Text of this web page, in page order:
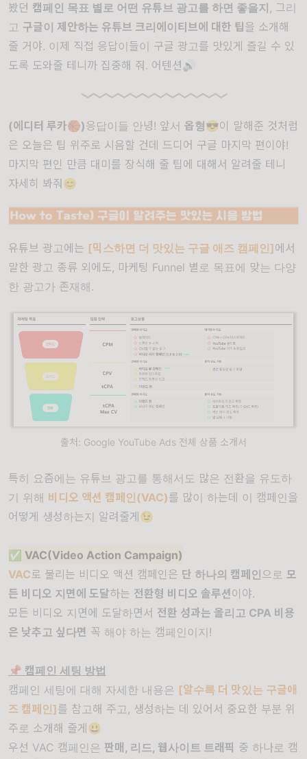
봤던 캠페인 목표 별로 어떤 유튜브 광고를 하면 좋을지 , 그리
고 구글이 제안하는 유튜브 크리에이티브에 대한 팁 을 소개해
줄 거야. 이제 직접 응답이들이 구글 광고를 맛있게 즐길 수 있
도록 도와줄 테니까 집중해 줘. 어텐션🔊
(에디터 루카🏀)응답이들 안녕! 앞서 옵형 😎이 말해준 것처럼
은 오늘은 팁 위주로 시음할 건데 드디어 구글 마지막 편이야!
마지막 편인 만큼 대미를 장식해 줄 팁에 대해서 알려줄 테니
자세히 봐줘😊
유튜브 광고에는 [믹스하면 더 맛있는 구글 애즈 캠페인]에서
말한 광고 종류 외에도, 마케팅 Funnel 별로 목표에 맞는 다양
한 광고가 존재해.
출처: Google YouTube Ads 전체 상품 소개서
특히 요즘에는 유튜브 광고를 통해서도 많은 전환을 유도하
기 위해 비디오 액션 캠페인(VAC)를 많이 하는데 이 캠페인을
어떻게 생성하는지 알려줄게😉
✅ VAC(Video Action Campaign)
VAC로 불리는 비디오 액션 캠페인은 단 하나의 캠페인으로 모
든 비디오 지면에 도달하는 전환형 비디오 솔루션이야.
모든 비디오 지면에 도달하면서 전환 성과는 올리고 CPA 비용
은 낮추고 싶다면 꼭 해야 하는 캠페인이지!
📌 캠페인 세팅 방법
캠페인 세팅에 대해 자세한 내용은 [알수록 더 맛있는 구글애
즈 캠페인]를 참고해 주고, 생성하는 데 있어서 중요한 부분 위
주로 소개해 줄게😃
우선 VAC 캠페인은 판매, 리드, 웹사이트 트래픽 중 하나로 캠